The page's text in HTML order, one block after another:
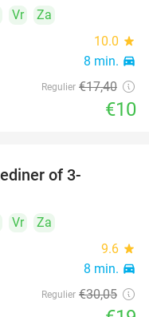
Vr
Za
10.0 star
8 min. directions_car
Regulier €17,40
€10
of 3-
Vr
Za
9.6 star
8 min. directions_car
Regulier €30,05